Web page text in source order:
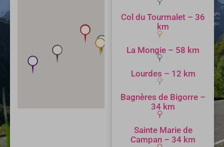
Col du Tourmalet – 36
km
La Mongie – 58 km
Lourdes – 12 km
Bagnères de Bigorre –
34 km
Sainte Marie de
Campan – 34 km